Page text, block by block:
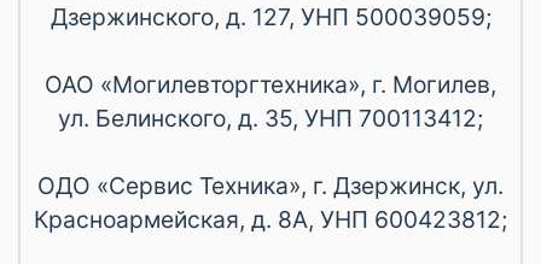
Дзержинского, д. 127, УНП 500039059;
ОАО «Могилевторгтехника», г. Могилев,
ул. Белинского, д. 35, УНП 700113412;
ОДО «Сервис Техника», г. Дзержинск, ул.
Красноармейская, д. 8А, УНП 600423812;